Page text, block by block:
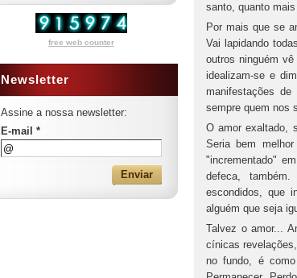
santo, quanto
Por mais que se
Vai lapidando
outros ninguém
idealizam-se e
manifestações
sempre quem nos
O amor exaltado,
Seria bem
"incrementado"
defeca,
escondidos, que
alguém que seja
Talvez o amor...
cínicas
no fundo, é
free web counter
Newsletter
Assine a nossa newsletter:
E-mail *